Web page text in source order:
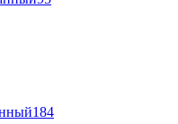
184